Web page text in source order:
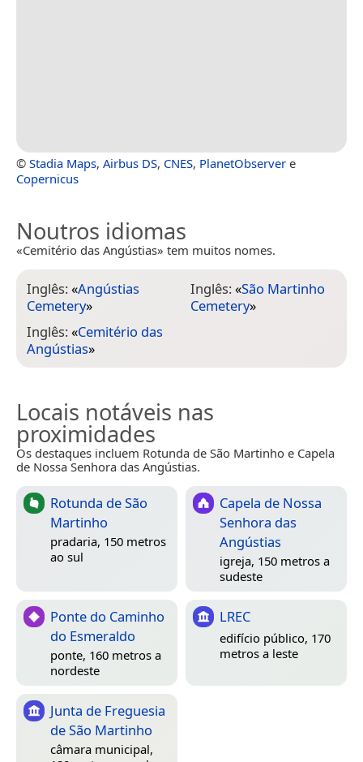
© Stadia Maps, Airbus DS, CNES, PlanetObserver e
Copernicus
Noutros idiomas
«Cemitério das Angústias» tem muitos nomes.
Inglês:«Angústias
Cemetery»
Inglês:«Cemitério das
Angústias»
Inglês:«São Martinho
Cemetery»
Locais notáveis nas
proximidades
Os destaques incluem Rotunda de São Martinho e Capela
de Nossa Senhora das Angústias.
Rotunda de São
Martinho
pradaria, 150 metros
ao sul
Capela de Nossa
Senhora das
Angústias
igreja, 150 metros a
sudeste
Ponte do Caminho
do Esmeraldo
ponte, 160 metros a
nordeste
LREC
edifício público, 170
metros a leste
Junta de Freguesia
de São Martinho
câmara municipal,